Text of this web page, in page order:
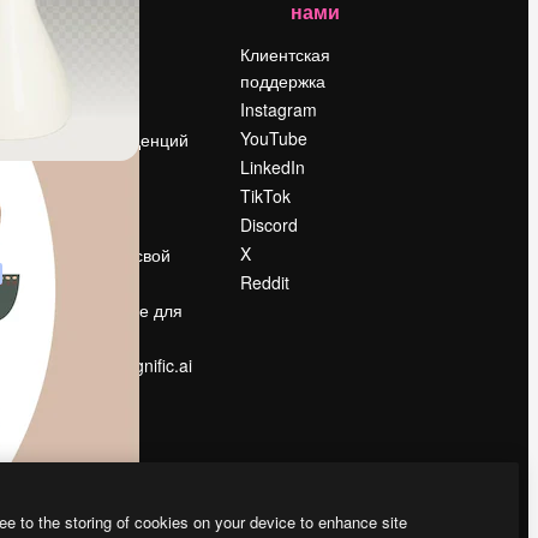
О нас
Поиск тенденций
Блог
Продайте свой
Помещение для
прессы
Ищете magnific.ai
нами
Клиентская
поддержка
Instagram
YouTube
LinkedIn
TikTok
Discord
X
Reddit
to the storing of cookies on your device to enhance site